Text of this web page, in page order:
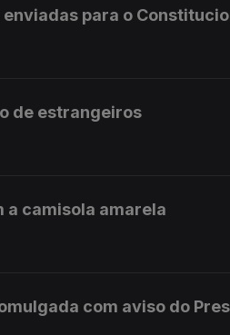
para o
de estrangeiros
a camisola amarela
com aviso do